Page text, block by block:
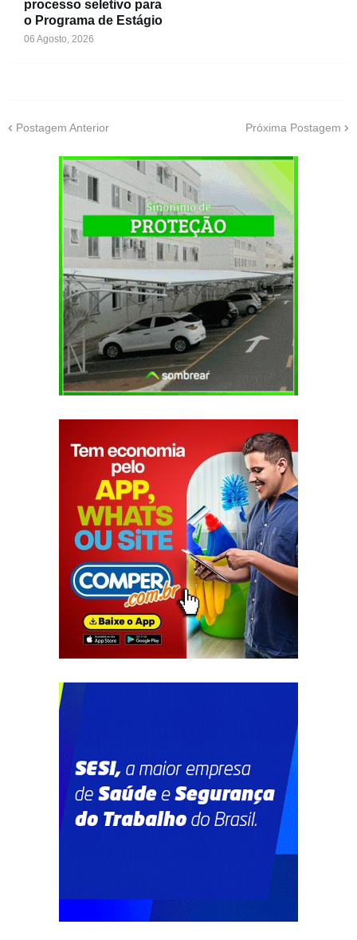
processo seletivo para
o Programa de Estágio
06 Agosto, 2026
Postagem Anterior Próxima Postagem